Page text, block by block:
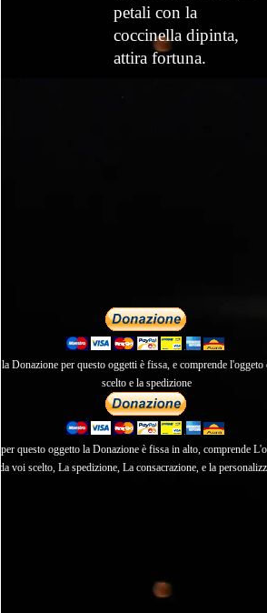
petali con la
coccinella dipinta,
attira fortuna.
la Donazione per questo oggetti è fissa, e comprende l'oggeto
scelto e la spedizione
per questo oggetto la Donazione è fissa in alto, comprende
da voi scelto, La spedizione, La consacrazione, e la